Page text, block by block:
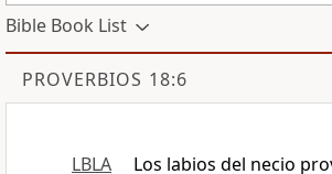
Bible Book List
PROVERBIOS 18:6
LBLA
Los labios del necio